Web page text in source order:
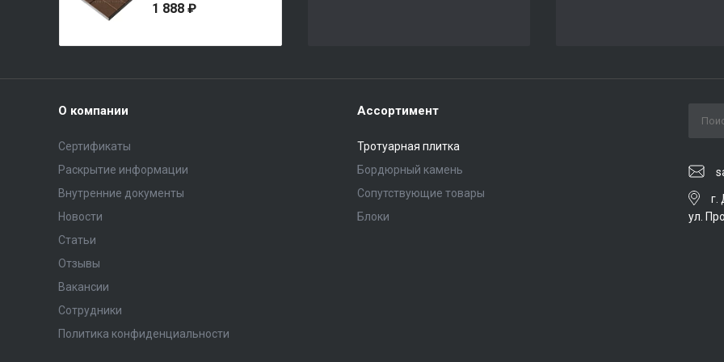
1 888 ₽
О компании
Сертификаты
Раскрытие информации
Внутренние документы
Новости
Статьи
Отзывы
Вакансии
Сотрудники
Политика конфиденциальности
Ассортимент
Тротуарная плитка
Бордюрный камень
Сопутствующие товары
Блоки
г.
ул.